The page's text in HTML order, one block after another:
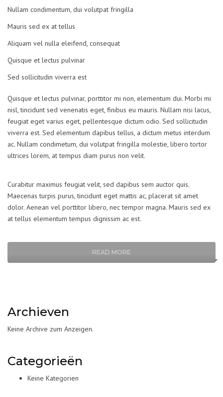
Nullam condimentum, dui volutpat fringilla
Mauris sed ex at tellus
Aliquam vel nulla eleifend, consequat
Quisque et lectus pulvinar
Sed sollicitudin viverra est
Quisque et lectus pulvinar, porttitor mi non, elementum dui. Morbi mi
nisl, tincidunt sed venenatis eget, finibus eu mauris. Nullam nisi lacus,
feugiat eget varius eget, pellentesque dictum odio. Sed sollicitudin
viverra est. Sed elementum dapibus tellus, a dictum metus interdum
ac. Nullam condimetum, dui volutpat fringilla molestie, libero tortor
ultrices lorem, at tempus diam purus non velit.
Curabitur maximus feugiat velit, sed dapibus sem auctor quis.
Maecenas turpis purus, tincidunt eget mattis ac, placerat sit amet
dolor. Aenean vel porttitor libero, nec tempor magna. Mauris sed ex
at tellus elementum tempus dignissim ac est.
READ MORE
Archieven
Keine Archive zum Anzeigen.
Categorieën
Keine Kategorien